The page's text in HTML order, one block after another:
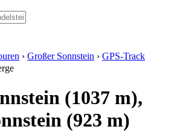
› Großer Sonnstein › GPS-Track
(1037 m),
(923 m)